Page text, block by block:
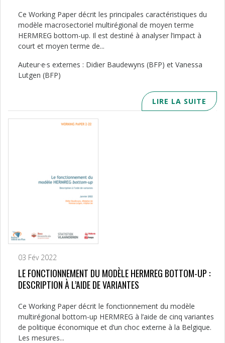
Ce Working Paper décrit les principales caractéristiques du
modèle macrosectoriel multirégional de moyen terme
HERMREG bottom-up. Il est destiné à analyser l’impact à
court et moyen terme de...
Auteur·e·s externes : Didier Baudewyns (BFP) et Vanessa
Lutgen (BFP)
LIRE LA SUITE
03 Fév 2022
LE FONCTIONNEMENT DU MODÈLE HERMREG BOTTOM-UP :
DESCRIPTION À L’AIDE DE VARIANTES
Ce Working Paper décrit le fonctionnement du modèle
multirégional bottom-up HERMREG à l’aide de cinq variantes
de politique économique et d’un choc externe à la Belgique.
Les mesures...